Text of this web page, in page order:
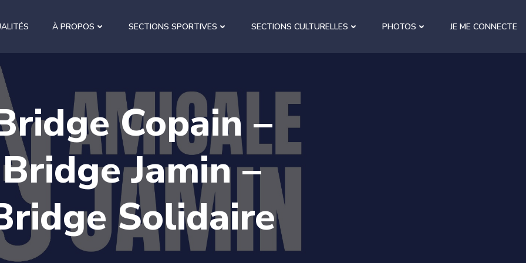
À PROPOS SECTIONS SPORTIVES SECTIONS CULTURELLES PHOTOS JE ME CONNECTE
Copain –
Bridge Jamin –
Solidaire